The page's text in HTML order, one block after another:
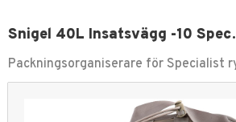
Snigel 40L Insatsvägg -10
Packningsorganiserare för Specialist